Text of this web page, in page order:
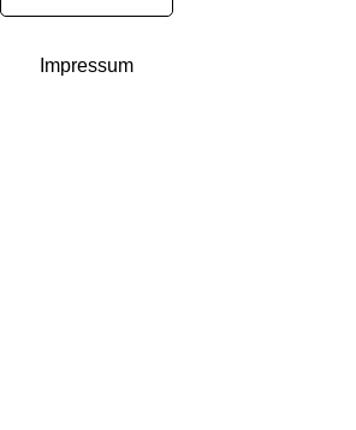
Impressum